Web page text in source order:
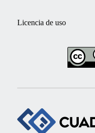
Licencia de uso